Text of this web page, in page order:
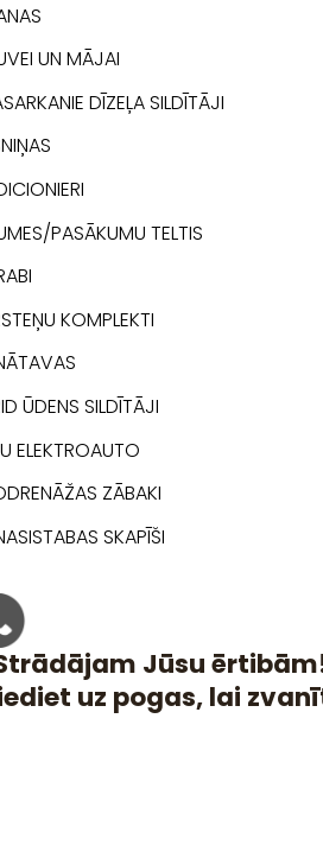
UN MĀJAI
DĪZEĻA SILDĪTĀJI
PASĀKUMU TELTIS
KOMPLEKTI
ŪDENS SILDĪTĀJI
ELEKTROAUTO
ZĀBAKI
SKAPĪŠI
Jūsu
uz pogas, lai